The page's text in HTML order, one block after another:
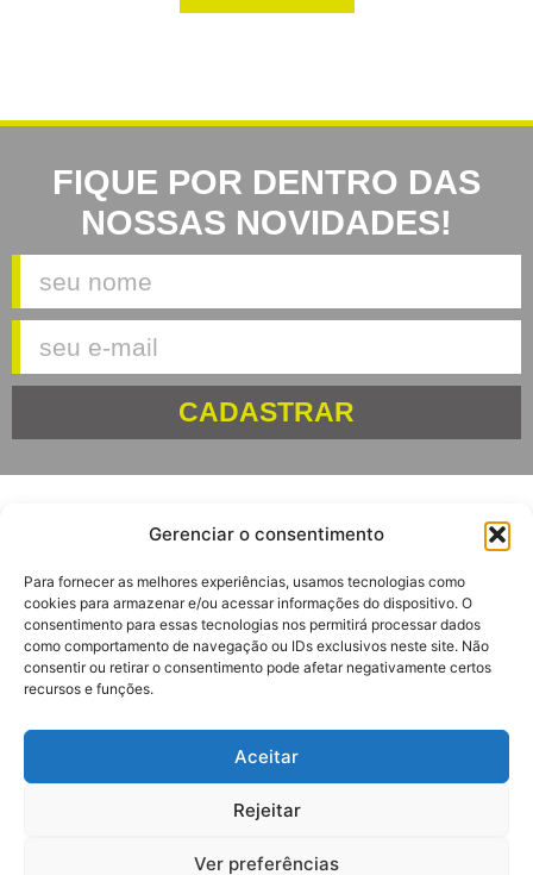
Gerenciar o consentimento
Para fornecer as melhores experiências, usamos tecnologias como
cookies para armazenar e/ou acessar informações do dispositivo. O
consentimento para essas tecnologias nos permitirá processar dados
como comportamento de navegação ou IDs exclusivos neste site. Não
consentir ou retirar o consentimento pode afetar negativamente certos
recursos e funções.
Aceitar
Rejeitar
Ver preferências
FIQUE POR DENTRO DAS
NOSSAS NOVIDADES!
CADASTRAR
Av. Euclides Massolini, 34
Garibaldi – RS
(54) 3464-7262
(54) 99916-2061